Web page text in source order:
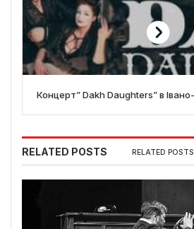
Концерт” Dakh Daughters” в
RELATED POSTS RELATED POSTS